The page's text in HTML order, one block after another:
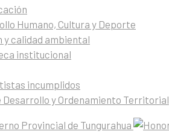
Humano, Cultura y Deporte
y calidad ambiental
institucional
incumplidos
Desarrollo y Ordenamiento Territorial